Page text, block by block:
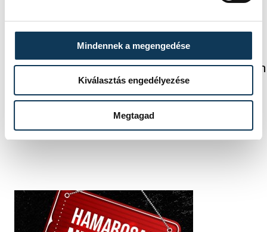
Mindennek a megengedése
Kiválasztás engedélyezése
Megtagad
SZERZŐ
Darcsi
István
Baumann